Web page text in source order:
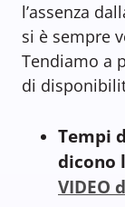
l’assenza
si è sempre
Tendiamo a
di
Tempi
dicono
VIDEO